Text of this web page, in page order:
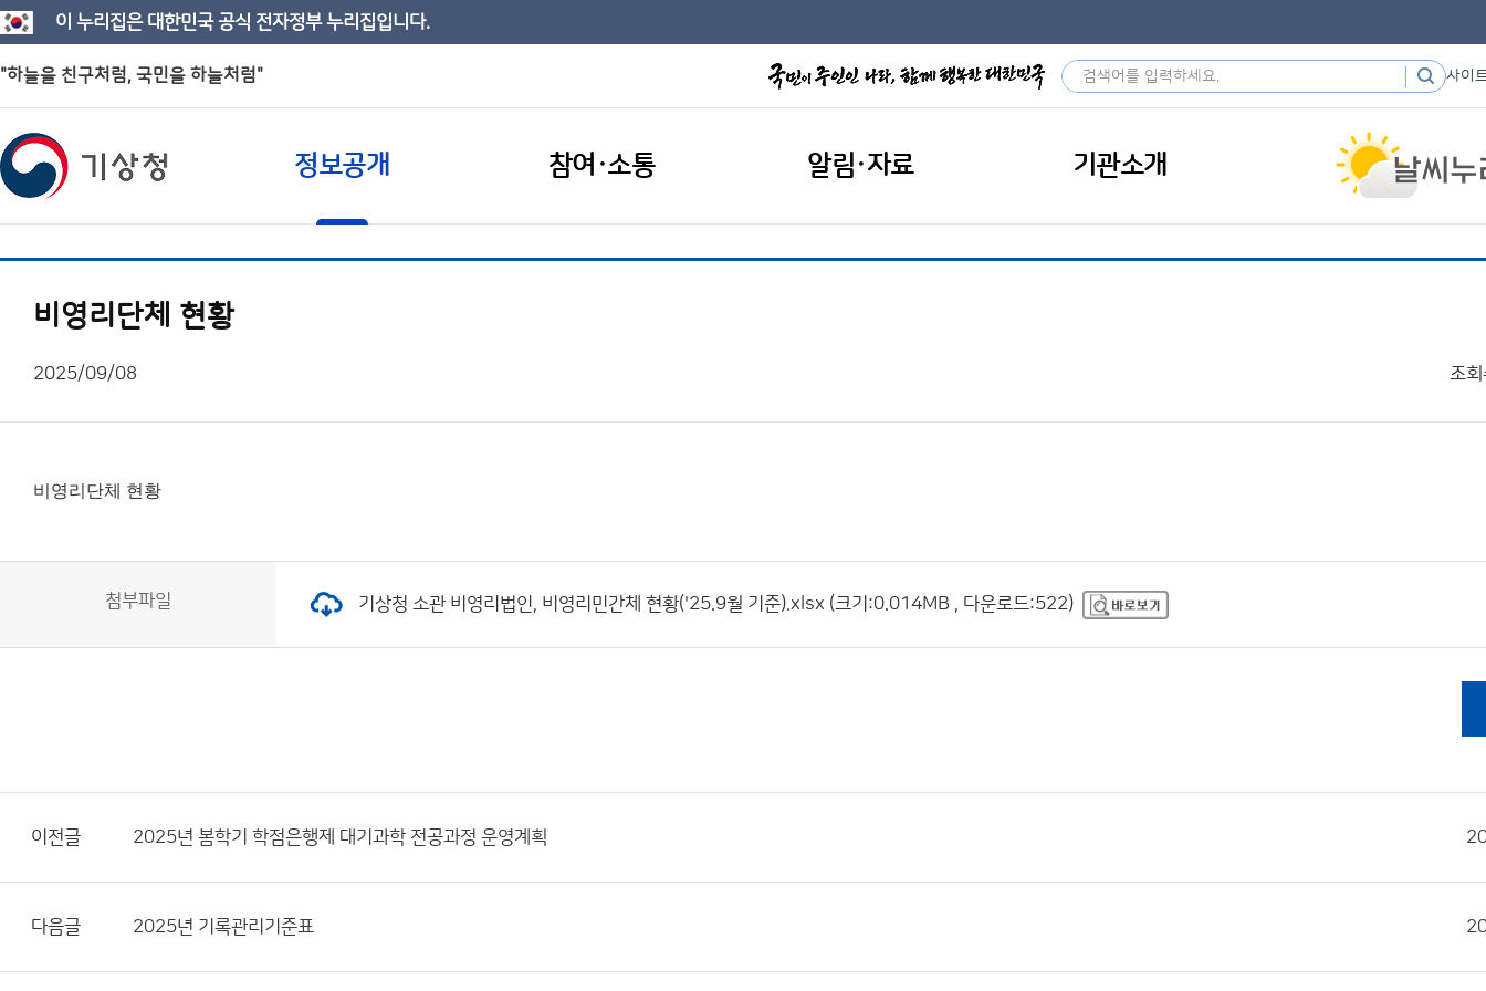
이 누리집은 대한민국 공식 전자정부 누리집입니다.
"하늘을 친구처럼, 국민을 하늘처럼" 사이
정보공개 참여·소통 알림·자료 기관소개
비영리단체 현황
2025/09/08 조회
비영리단체 현황
첨부파일 기상청 소관 비영리법인, 비영리민간체 현황('25.9월 기준).xlsx (크기:0.014MB , 다운로드:522)
이전글 2025년 봄학기 학점은행제 대기과학 전공과정 운영계획
다음글 2025년 기록관리기준표